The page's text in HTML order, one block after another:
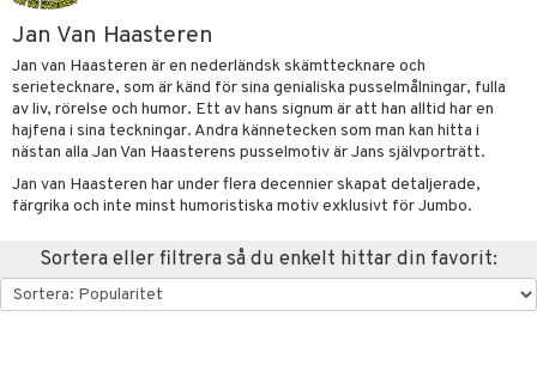
Jan Van Haasteren
Jan van Haasteren är en nederländsk skämttecknare och
serietecknare, som är känd för sina genialiska pusselmålningar, fulla
av liv, rörelse och humor. Ett av hans signum är att han alltid har en
hajfena i sina teckningar. Andra kännetecken som man kan hitta i
nästan alla Jan Van Haasterens pusselmotiv är Jans självporträtt.
Jan van Haasteren har under flera decennier skapat detaljerade,
färgrika och inte minst humoristiska motiv exklusivt för Jumbo.
Sortera eller filtrera så du enkelt hittar din favorit:
& Tillbehör
& Tillbehör
& amning
& Strumpor
leksaker
gå vagnar
Klossar
Builder
Pet Shop
Stockholm
& Gungdjur
bitar
svar